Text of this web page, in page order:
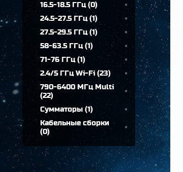
16.5-18.5 ГГц(0)
24.5-27.5 ГГц(1)
27.5-29.5 ГГц(1)
58-63.5 ГГц(1)
71-76 ГГц(1)
2.4/5 ГГц Wi-Fi(23)
790-6400 МГц Multi
(22)
Сумматоры(1)
Кабельные сборки
(0)